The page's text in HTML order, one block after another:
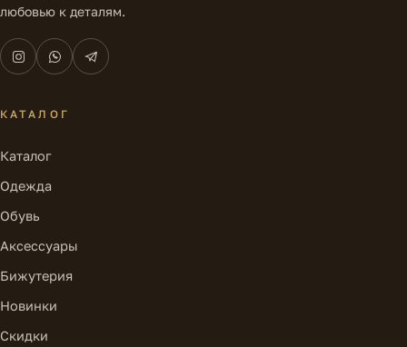
любовью к деталям.
КАТАЛОГ
Каталог
Одежда
Обувь
Аксессуары
Бижутерия
Новинки
Скидки